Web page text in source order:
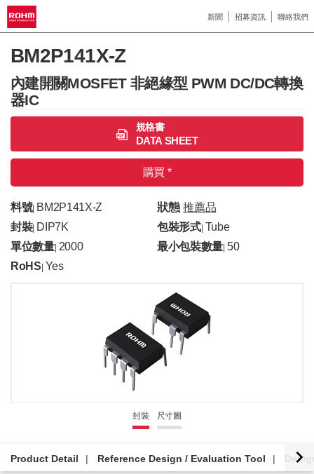
新聞 招募資訊 聯絡我們
BM2P141X-Z
內建開關MOSFET 非絕緣型 PWM DC/DC轉換
器IC
規格書
DATA SHEET
購買 *
料號| BM2P141X-Z 狀態|推薦品
封裝| DIP7K 包裝形式| Tube
單位數量| 2000 最小包裝數量 |50
RoHS Yes
封裝 尺寸圖
Product Detail Reference Design / Evaluation Tool